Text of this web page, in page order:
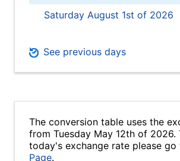
Saturday August 1st of 2026
See previous days
The conversion table uses the
from Tuesday May 12th of 2026.
today's exchange rate please go
Page.